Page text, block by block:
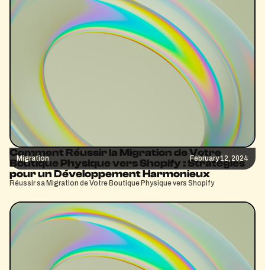
Migration February 12, 2024
Comment Réussir la Migration de Votre
Boutique Physique vers Shopify : Stratégies
pour un Développement Harmonieux
Réussir sa Migration de Votre Boutique Physique vers Shopify